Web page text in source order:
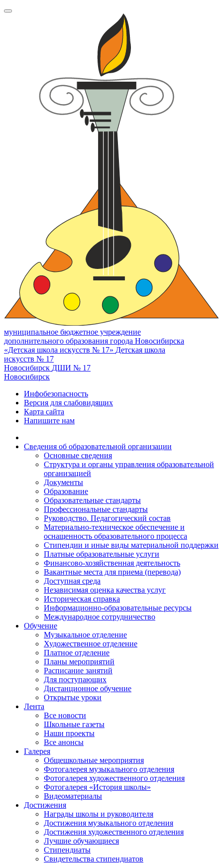
муниципальное бюджетное учреждение
дополнительного образования города Новосибирска
«Детская школа искусств № 17» Детская школа
искусств № 17
Новосибирск ДШИ № 17
Новосибирск
Инфобезопасность
Версия для слабовидящих
Карта сайта
Напишите нам
Сведения об образовательной организации
Основные сведения
Структура и органы управления образовательной
организацией
Документы
Образование
Образовательные стандарты
Профессиональные стандарты
Руководство. Педагогический состав
Материально-техническое обеспечение и
оснащенность образовательного процесса
Стипендии и иные виды материальной поддержки
Платные образовательные услуги
Финансово-хозяйственная деятельность
Вакантные места для приема (перевода)
Доступная среда
Независимая оценка качества услуг
Историческая справка
Информационно-образовательные ресурсы
Международное сотрудничество
Обучение
Музыкальное отделение
Художественное отделение
Платное отделение
Планы мероприятий
Расписание занятий
Для поступающих
Дистанционное обучение
Открытые уроки
Лента
Все новости
Школьные газеты
Наши проекты
Все анонсы
Галерея
Общешкольные мероприятия
Фотогалерея музыкального отделения
Фотогалерея художественного отделения
Фотогалерея «История школы»
Видеоматериалы
Достижения
Награды школы и руководителя
Достижения музыкального отделения
Достижения художественного отделения
Лучшие обучающиеся
Стипендиаты
Свидетельства стипендиатов